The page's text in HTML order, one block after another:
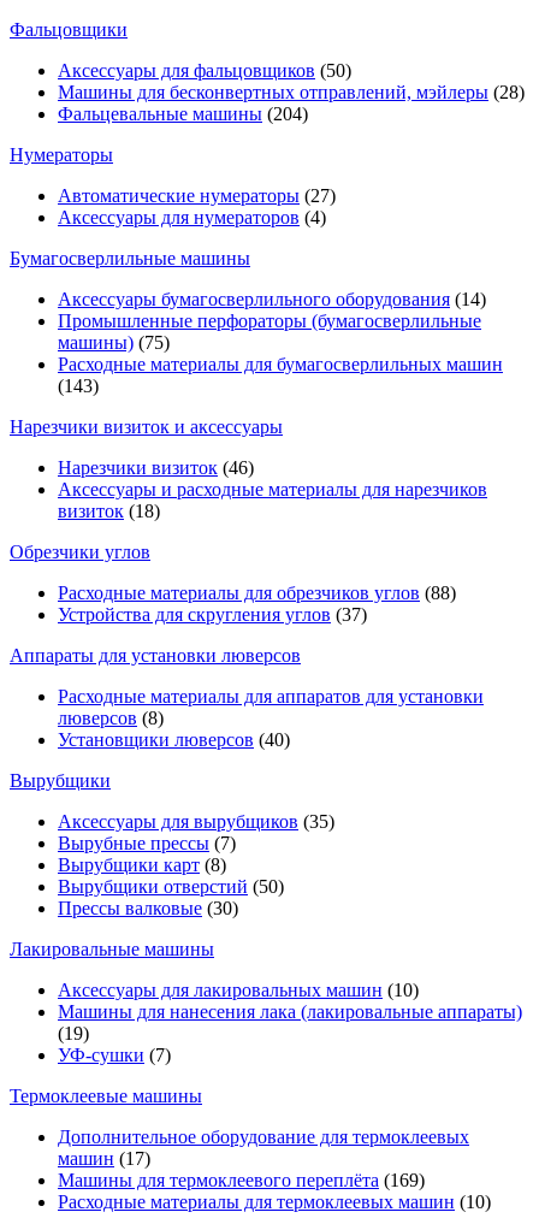
Фальцовщики
Аксессуары для фальцовщиков (50)
Машины для бесконвертных отправлений, мэйлеры (28)
Фальцевальные машины (204)
Нумераторы
Автоматические нумераторы (27)
Аксессуары для нумераторов (4)
Бумагосверлильные машины
Аксессуары бумагосверлильного оборудования (14)
Промышленные перфораторы (бумагосверлильные
машины) (75)
Расходные материалы для бумагосверлильных машин
(143)
Нарезчики визиток и аксессуары
Нарезчики визиток (46)
Аксессуары и расходные материалы для нарезчиков
визиток (18)
Обрезчики углов
Расходные материалы для обрезчиков углов (88)
Устройства для скругления углов (37)
Аппараты для установки люверсов
Расходные материалы для аппаратов для установки
люверсов (8)
Установщики люверсов (40)
Вырубщики
Аксессуары для вырубщиков (35)
Вырубные прессы (7)
Вырубщики карт (8)
Вырубщики отверстий (50)
Прессы валковые (30)
Лакировальные машины
Аксессуары для лакировальных машин (10)
Машины для нанесения лака (лакировальные аппараты)
(19)
УФ-сушки (7)
Термоклеевые машины
Дополнительное оборудование для термоклеевых
машин (17)
Машины для термоклеевого переплёта (169)
Расходные материалы для термоклеевых машин (10)